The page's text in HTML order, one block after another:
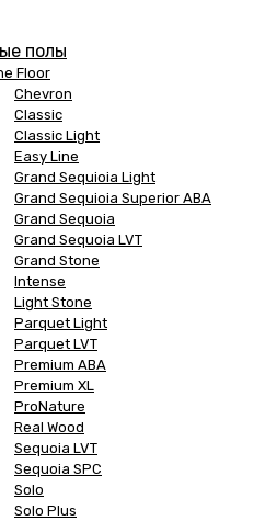
полы
Floor
Chevron
Classic
Classic Light
Easy Line
Grand Sequioia Light
Grand Sequioia Superior ABA
Grand Sequoia
Grand Sequoia LVT
Grand Stone
Intense
Light Stone
Parquet Light
Parquet LVT
Premium ABA
Premium XL
ProNature
Real Wood
Sequoia LVT
Sequoia SPC
Solo
Solo Plus